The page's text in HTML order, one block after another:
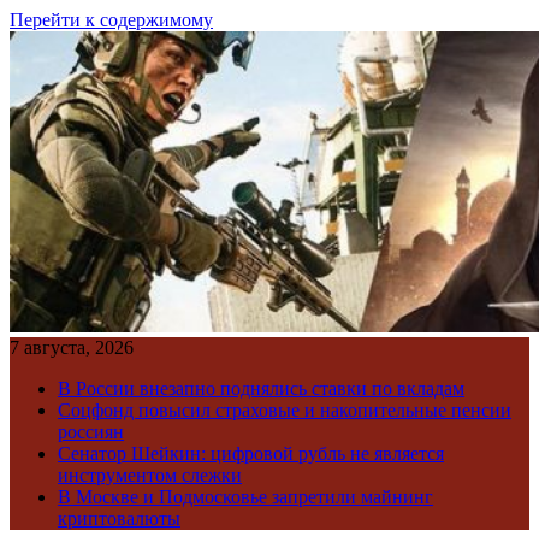
Перейти к содержимому
7 августа, 2026
В России внезапно поднялись ставки по вкладам
Соцфонд повысил страховые и накопительные пенсии
россиян
Сенатор Шейкин: цифровой рубль не является
инструментом слежки
В Москве и Подмосковье запретили майнинг
криптовалюты